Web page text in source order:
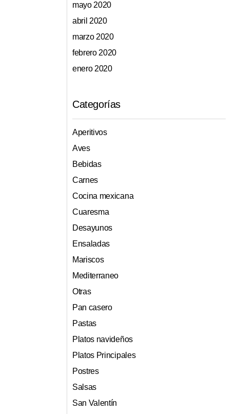
mayo 2020
abril 2020
marzo 2020
febrero 2020
enero 2020
Categorías
Aperitivos
Aves
Bebidas
Carnes
Cocina mexicana
Cuaresma
Desayunos
Ensaladas
Mariscos
Mediterraneo
Otras
Pan casero
Pastas
Platos navideños
Platos Principales
Postres
Salsas
San Valentín